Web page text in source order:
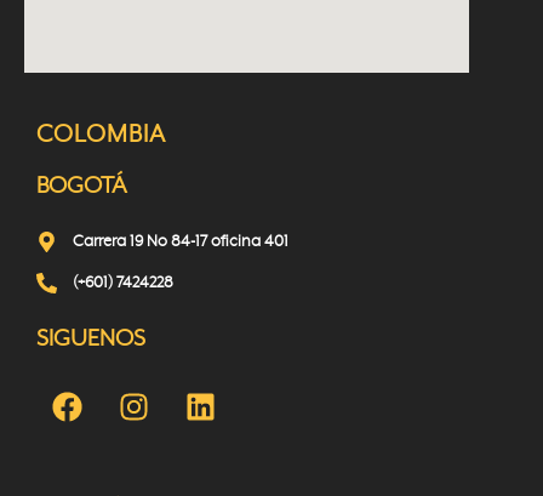
COLOMBIA
BOGOTÁ
Carrera 19 No 84-17 oficina 401
(+601) 7424228
SIGUENOS